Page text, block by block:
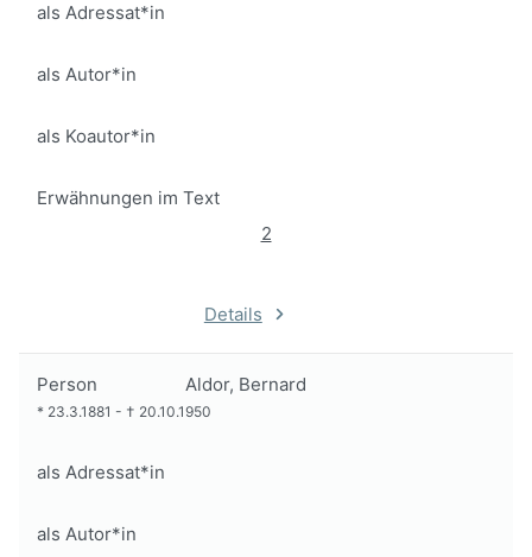
als Adressat*in
als Autor*in
als Koautor*in
Erwähnungen im Text
2
Details
Person Aldor, Bernard
* 23.3.1881 - † 20.10.1950
als Adressat*in
als Autor*in